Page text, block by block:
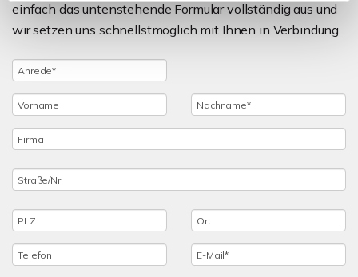
einfach das untenstehende Formular vollständig aus und
wir setzen uns schnellstmöglich mit Ihnen in Verbindung.